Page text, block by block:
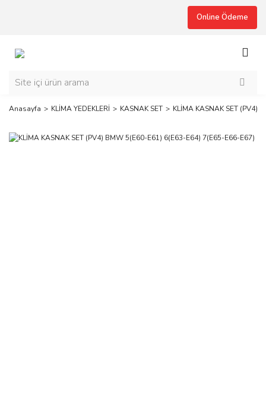
Online Ödeme
Anasayfa KLİMA YEDEKLERİ KASNAK SET KLİMA KASNAK SET (PV4)